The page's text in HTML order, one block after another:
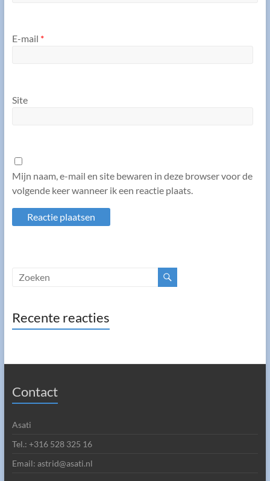
E-mail *
Site
Mijn naam, e-mail en site bewaren in deze browser voor de
volgende keer wanneer ik een reactie plaats.
Recente reacties
Contact
Asati
Tel.: +316 528 325 16
Email: astrid@asati.nl